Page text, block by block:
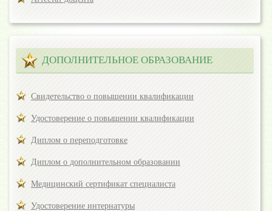
ДОПОЛНИТЕЛЬНОЕ ОБРАЗОВАНИЕ
Свидетельство о повышении квалификации
Удостоверение о повышении квалификации
Диплом о переподготовке
Диплом о дополнительном образовании
Медицинский сертификат специалиста
Удостоверение интернатуры